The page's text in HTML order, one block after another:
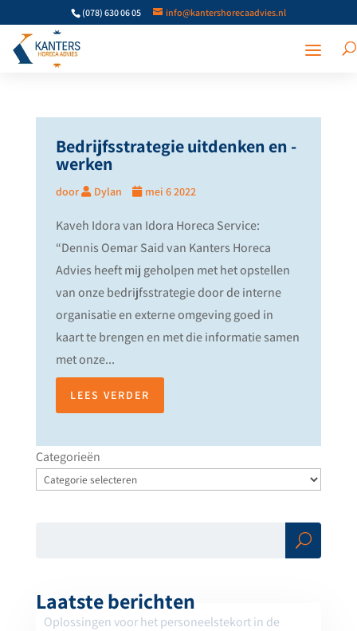
(078) 630 06 05 info@kantershorecaadvies.nl
Bedrijfsstrategie uitdenken en -
werken
door Dylan mei 6 2022
Kaveh Idora van Idora Horeca Service:
“Dennis Oemar Said van Kanters Horeca
Advies heeft mij geholpen met het opstellen
van onze bedrijfsstrategie door de interne
organisatie en externe omgeving goed in
kaart te brengen en met die informatie samen
met onze...
LEES VERDER
Categorieën
Zoe
ken
Laatste berichten
Oplossingen voor het personeelstekort in de